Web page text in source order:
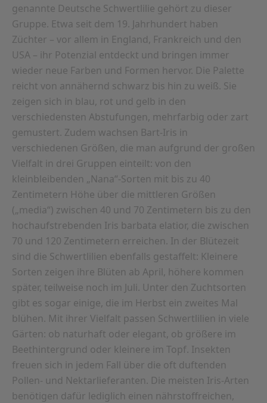
genannte Deutsche Schwertlilie gehört zu dieser
Gruppe. Etwa seit dem 19. Jahrhundert haben
Züchter – vor allem in England, Frankreich und den
USA – ihr Potenzial entdeckt und bringen immer
wieder neue Farben und Formen hervor. Die Palette
reicht von annähernd schwarz bis hin zu weiß. Sie
zeigen sich in blau, rot und gelb in den
verschiedensten Abstufungen, mehrfarbig oder zart
gemustert. Zudem wachsen Bart-Iris in
verschiedenen Größen, die man aufgrund der großen
Vielfalt in drei Gruppen einteilt: von den
kleinbleibenden „Nana“-Sorten mit bis zu 40
Zentimetern Höhe über die mittleren Größen
(„media“) zwischen 40 und 70 Zentimetern bis zu den
hochaufstrebenden Iris barbata elatior, die zwischen
70 und 120 Zentimetern erreichen. In der Blütezeit
sind die Schwertlilien ebenfalls gestaffelt: Kleinere
Sorten zeigen ihre Blüten ab April, höhere kommen
später, teilweise noch im Juli. Unter den Zuchtsorten
gibt es sogar einige, die im Herbst ein zweites Mal
blühen. Mit ihrer Vielfalt passen Schwertlilien in viele
Gärten: ob naturhaft oder elegant, ob größere im
Beethintergrund oder kleinere im Topf. Insekten
freuen sich in jedem Fall über die oft duftenden
Pollen- und Nektarlieferanten. Die meisten Iris-Arten
benötigen dafür lediglich einen nährstoffreichen,